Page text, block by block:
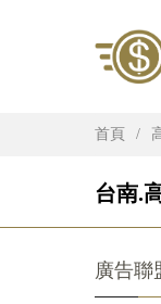
首頁
台南.
廣告聯